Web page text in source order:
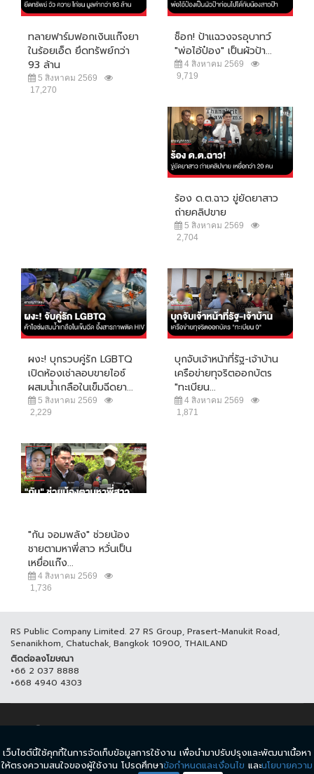
ทลายฟาร์มฟอกเงินแก๊งยา
ในร้อยเอ็ด ยึดทรัพย์กว่า
93 ล้าน
5 สิงหาคม 2569
17,270
ช็อก! ป้าแฉวงจรอุบาทว์
"พ่อไอ้ป๋อง" เป็นผัวป้า...
4 สิงหาคม 2569
9,719
ร้อง ด.ต.ฉาว ขู่ยัดยาสาว
ถ่ายคลิปขาย
5 สิงหาคม 2569
2,704
ผงะ! บุกรวบคู่รัก LGBTQ
เปิดห้องเช่าลอบขายไอซ์
ผสมน้ำเกลือในเข็มฉีดยา...
5 สิงหาคม 2569
2,229
บุกจับเจ้าหน้าที่รัฐ-เจ้าบ้าน
เครือข่ายทุจริตออกบัตร
"ทะเบียน...
4 สิงหาคม 2569
1,871
"กัน จอมพลัง" ช่วยน้อง
ชายตามหาพี่สาว หวั่นเป็น
เหยื่อแก๊ง...
4 สิงหาคม 2569
1,736
RS Public Company Limited. 27 RS Group, Prasert-Manukit Road,
Senanikhom, Chatuchak, Bangkok 10900, THAILAND
ติดต่อลงโฆษณา
+66 2 037 8888
+668 4940 4303
© COPYRIGHT 2017 THAICH8.COM, ALL RIGHT RESERVED.
ข้อกำหนดและเงื่อนไข นโยบายความเป็นส่วนตัว
เว็บไซต์นี้ใช้คุกกี้ในการจัดเก็บข้อมูลการใช้งาน เพื่อนำมาปรับปรุงและพัฒนาเนื้อหา
ให้ตรงความสนใจของผู้ใช้งาน โปรดศึกษาข้อกำหนดและเงื่อนไข และนโยบายความ